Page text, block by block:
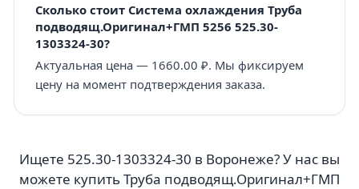
Сколько стоит Система охлаждения Труба
подводящ.Оригинал+ГМП 5256 525.30-
1303324-30?
Актуальная цена — 1660.00 ₽. Мы фиксируем
цену на момент подтверждения заказа.
Ищете 525.30-1303324-30 в Воронеже? У нас вы
можете купить Труба подводящ.Оригинал+ГМП